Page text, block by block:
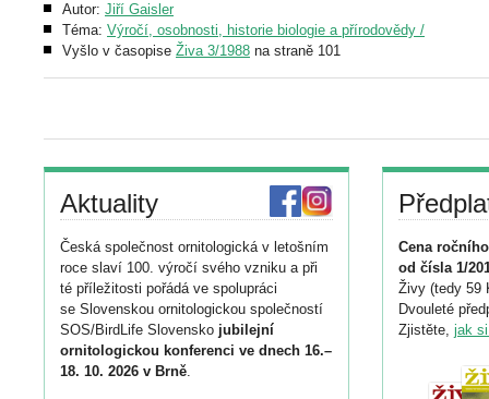
Autor: Jiří Gaisler
Téma: Výročí, osobnosti, historie biologie a přírodovědy /
Vyšlo v časopise Živa 3/1988 na straně 101
Aktuality
Česká společnost ornitologická v letošním
roce slaví 100. výročí svého vzniku a při
té příležitosti pořádá ve spolupráci
se Slovenskou ornitologickou společností
SOS/BirdLife Slovensko jubilejní
ornitologickou konferenci ve dnech 16.–
18. 10. 2026 v Brně.
Cena
od čísla 1/
Živy (tedy 59
Dvouleté
Zjistěte, jak